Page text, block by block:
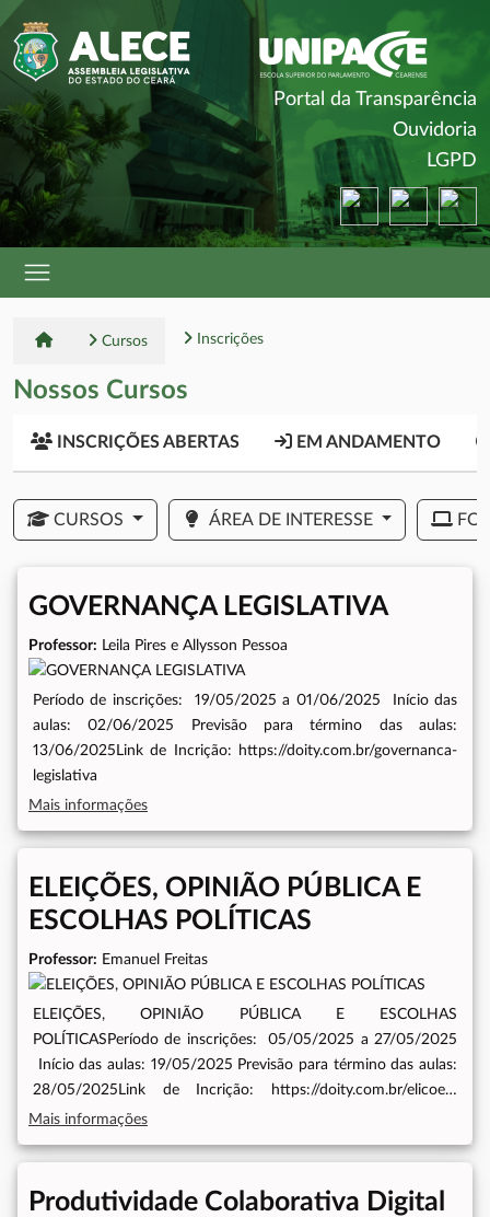
Portal da Transparência
Ouvidoria
LGPD
(abre em nova
(abre em
Cursos Inscrições
Nossos Cursos
INSCRIÇÕES ABERTAS EM ANDAMENTO
CURSOS ÁREA DE INTERESSE
GOVERNANÇA LEGISLATIVA
Professor: Leila Pires e Allysson Pessoa
Período de inscrições: 19/05/2025 a 01/06/2025 Início das
aulas: 02/06/2025 Previsão para término das aulas:
13/06/2025Link de Incrição: https://doity.com.br/governanca-
legislativa
Mais informações
ELEIÇÕES, OPINIÃO PÚBLICA E
ESCOLHAS POLÍTICAS
Professor: Emanuel Freitas
ELEIÇÕES, OPINIÃO PÚBLICA E ESCOLHAS
POLÍTICASPeríodo de inscrições: 05/05/2025 a 27/05/2025
Início das aulas: 19/05/2025 Previsão para término das aulas:
28/05/2025Link de Incrição: https://doity.com.br/elicoes-
opiniao-publica-e-escolhas-politicas
Mais informações
Produtividade Colaborativa Digital